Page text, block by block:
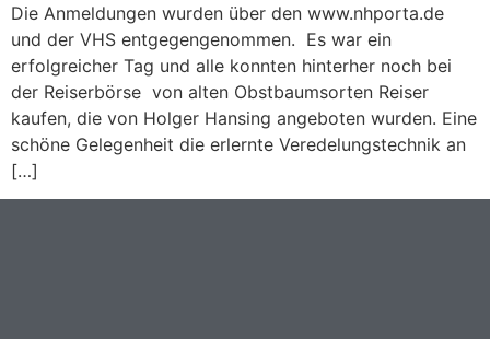
Die Anmeldungen wurden über den www.nhporta.de
und der VHS entgegengenommen. Es war ein
erfolgreicher Tag und alle konnten hinterher noch bei
der Reiserbörse von alten Obstbaumsorten Reiser
kaufen, die von Holger Hansing angeboten wurden. Eine
schöne Gelegenheit die erlernte Veredelungstechnik an
[…]